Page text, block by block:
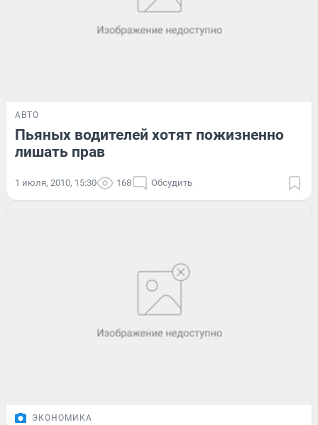
АВТО
Пьяных водителей хотят пожизненно
лишать прав
1 июля, 2010, 15:30 168 Обсудить
ЭКОНОМИКА